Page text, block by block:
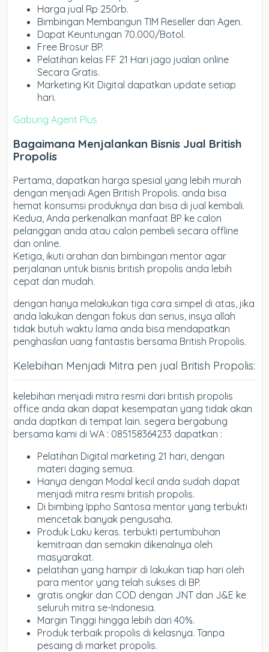
Harga jual Rp 250rb.
Bimbingan Membangun TIM Reseller dan Agen.
Dapat Keuntungan 70.000/Botol.
Free Brosur BP.
Pelatihan kelas FF 21 Hari jago jualan online
Secara Gratis.
Marketing Kit Digital dapatkan update setiap
hari.
Gabung Agent Plus
Bagaimana Menjalankan Bisnis Jual British
Propolis
Pertama, dapatkan harga spesial yang lebih murah
dengan menjadi Agen British Propolis. anda bisa
hemat konsumsi produknya dan bisa di jual kembali.
Kedua, Anda perkenalkan manfaat BP ke calon
pelanggan anda atau calon pembeli secara offline
dan online.
Ketiga, ikuti arahan dan bimbingan mentor agar
perjalanan untuk bisnis british propolis anda lebih
cepat dan mudah.
dengan hanya melakukan tiga cara simpel di atas, jika
anda lakukan dengan fokus dan serius, insya allah
tidak butuh waktu lama anda bisa mendapatkan
penghasilan uang fantastis bersama British Propolis.
Kelebihan Menjadi Mitra pen jual British Propolis:
kelebihan menjadi mitra resmi dari british propolis
office anda akan dapat kesempatan yang tidak akan
anda daptkan di tempat lain. segera bergabung
bersama kami di WA : 085158364233 dapatkan :
Pelatihan Digital marketing 21 hari, dengan
materi daging semua.
Hanya dengan Modal kecil anda sudah dapat
menjadi mitra resmi british propolis.
Di bimbing Ippho Santosa mentor yang terbukti
mencetak banyak pengusaha.
Produk Laku keras. terbukti pertumbuhan
kemitraan dan semakin dikenalnya oleh
masyarakat.
pelatihan yang hampir di lakukan tiap hari oleh
para mentor yang telah sukses di BP.
gratis ongkir dan COD dengan JNT dan J&E ke
seluruh mitra se-Indonesia.
Margin Tinggi hingga lebih dari 40%.
Produk terbaik propolis di kelasnya. Tanpa
pesaing di market propolis.